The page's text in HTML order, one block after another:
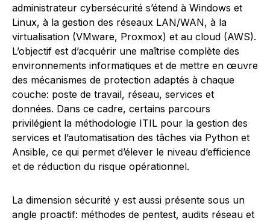
administrateur cybersécurité s’étend à Windows et
Linux, à la gestion des réseaux LAN/WAN, à la
virtualisation (VMware, Proxmox) et au cloud (AWS).
L’objectif est d’acquérir une maîtrise complète des
environnements informatiques et de mettre en œuvre
des mécanismes de protection adaptés à chaque
couche: poste de travail, réseau, services et
données. Dans ce cadre, certains parcours
privilégient la méthodologie ITIL pour la gestion des
services et l’automatisation des tâches via Python et
Ansible, ce qui permet d’élever le niveau d’efficience
et de réduction du risque opérationnel.
La dimension sécurité y est aussi présente sous un
angle proactif: méthodes de pentest, audits réseau et